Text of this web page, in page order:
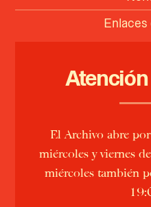
El Archivo abre
miércoles y viernes de
miércoles también